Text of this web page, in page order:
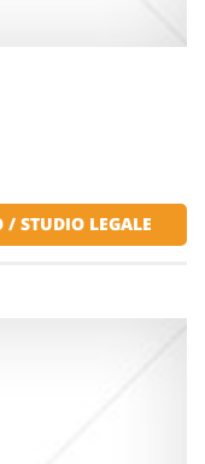
/ STUDIO LEGALE